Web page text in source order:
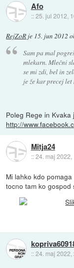
Afo
::25. jul 2012,
RejZoR je 15. jun 2012
Sam pa mal
mlekarn. Mlečni
se mi zdi, bel in
je že kar precej
Poleg Rege in
http://
Mitja24
::24. maj 2022,
Mi lahko kdo
tocno tam ko
::24. maj 2022,